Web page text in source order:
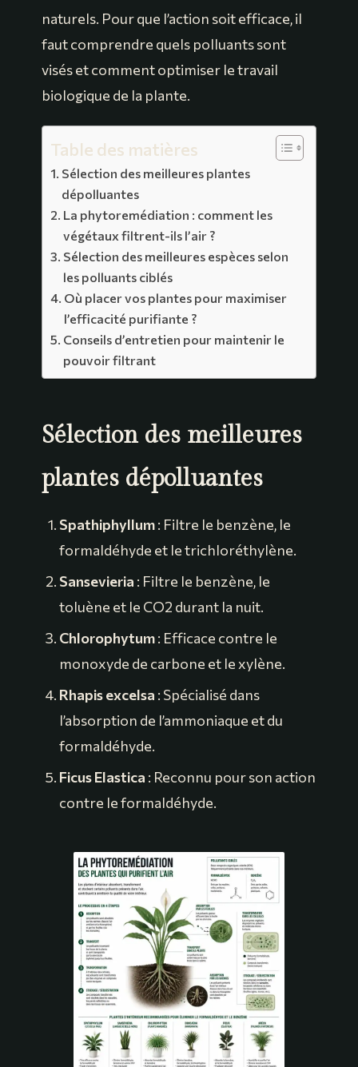
naturels. Pour que l’action soit efficace, il
faut comprendre quels polluants sont
visés et comment optimiser le travail
biologique de la plante.
Table des matières
Sélection des meilleures plantes
dépolluantes
La phytoremédiation : comment les
végétaux filtrent-ils l’air ?
Sélection des meilleures espèces selon
les polluants ciblés
Où placer vos plantes pour maximiser
l’efficacité purifiante ?
Conseils d’entretien pour maintenir le
pouvoir filtrant
Sélection des meilleures
plantes dépolluantes
Spathiphyllum: Filtre le benzène, le
formaldéhyde et le trichloréthylène.
Sansevieria : Filtre le benzène, le
toluène et le CO2 durant la nuit.
Chlorophytum: Efficace contre le
monoxyde de carbone et le xylène.
Rhapis excelsa : Spécialisé dans
l’absorption de l’ammoniaque et du
formaldéhyde.
Ficus Elastica : Reconnu pour son action
contre le formaldéhyde.